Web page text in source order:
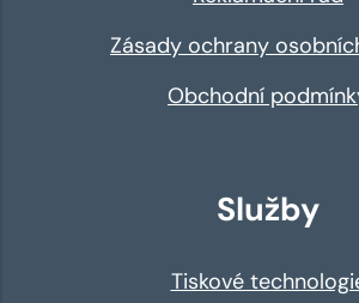
Zásady ochrany
Obchodní
Služby
Tiskové